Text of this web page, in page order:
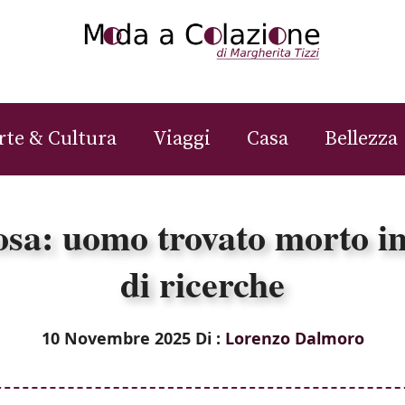
& Cultura Viaggi Casa Bellezza
uomo trovato morto
di ricerche
10 Novembre 2025 Di : Lorenzo Dalmoro